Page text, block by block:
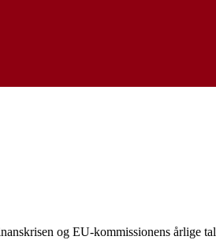
og EU-kommissionens årlige